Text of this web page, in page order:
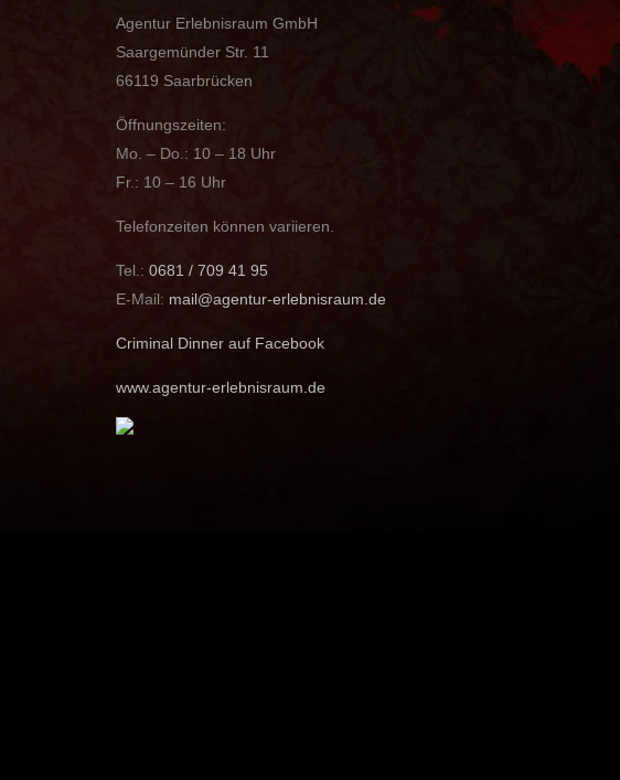
Agentur Erlebnisraum GmbH
Saargemünder Str. 11
66119 Saarbrücken
Öffnungszeiten:
Mo. – Do.: 10 – 18 Uhr
Fr.: 10 – 16 Uhr
Telefonzeiten können variieren.
Tel.: 0681 / 709 41 95
E-Mail: mail@agentur-erlebnisraum.de
Criminal Dinner auf Facebook
www.agentur-erlebnisraum.de